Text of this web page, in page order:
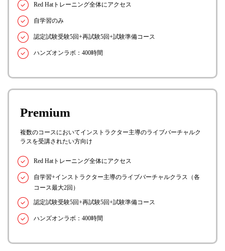
Red Hatトレーニング全体にアクセス
自学習のみ
認定試験受験5回+再試験5回+試験準備コース
ハンズオンラボ：400時間
Premium
複数のコースにおいてインストラクター主導のライブバーチャルク
ラスを受講されたい方向け
Red Hatトレーニング全体にアクセス
自学習+インストラクター主導のライブバーチャルクラス（各
コース最大2回）
認定試験受験5回+再試験5回+試験準備コース
ハンズオンラボ：400時間